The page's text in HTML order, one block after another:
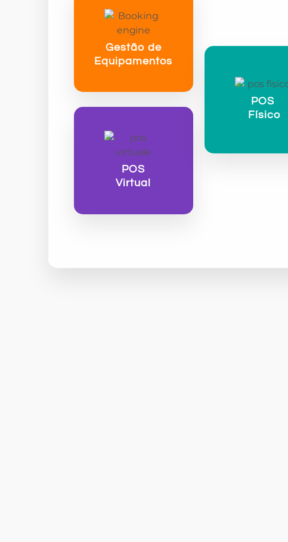
Gestão de
Equipamentos
POS
Virtual
POS
Físico